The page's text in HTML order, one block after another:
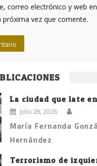
correo electrónico y web
próxima vez que comente.
La ciudad que late
julio 28, 2026
María Fernanda
Hernández
Terrorismo de